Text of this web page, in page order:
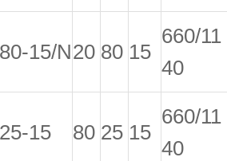
15/N20 80 15
660/11
40
15 80 25 15
660/11
40